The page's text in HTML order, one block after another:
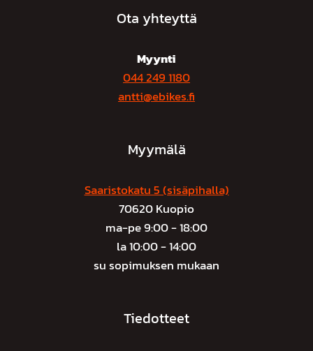
Ota yhteyttä
Myynti
044 249 1180
antti@ebikes.fi
Myymälä
Saaristokatu 5 (sisäpihalla)
70620 Kuopio
ma-pe 9:00 - 18:00
la 10:00 - 14:00
su sopimuksen mukaan
Tiedotteet